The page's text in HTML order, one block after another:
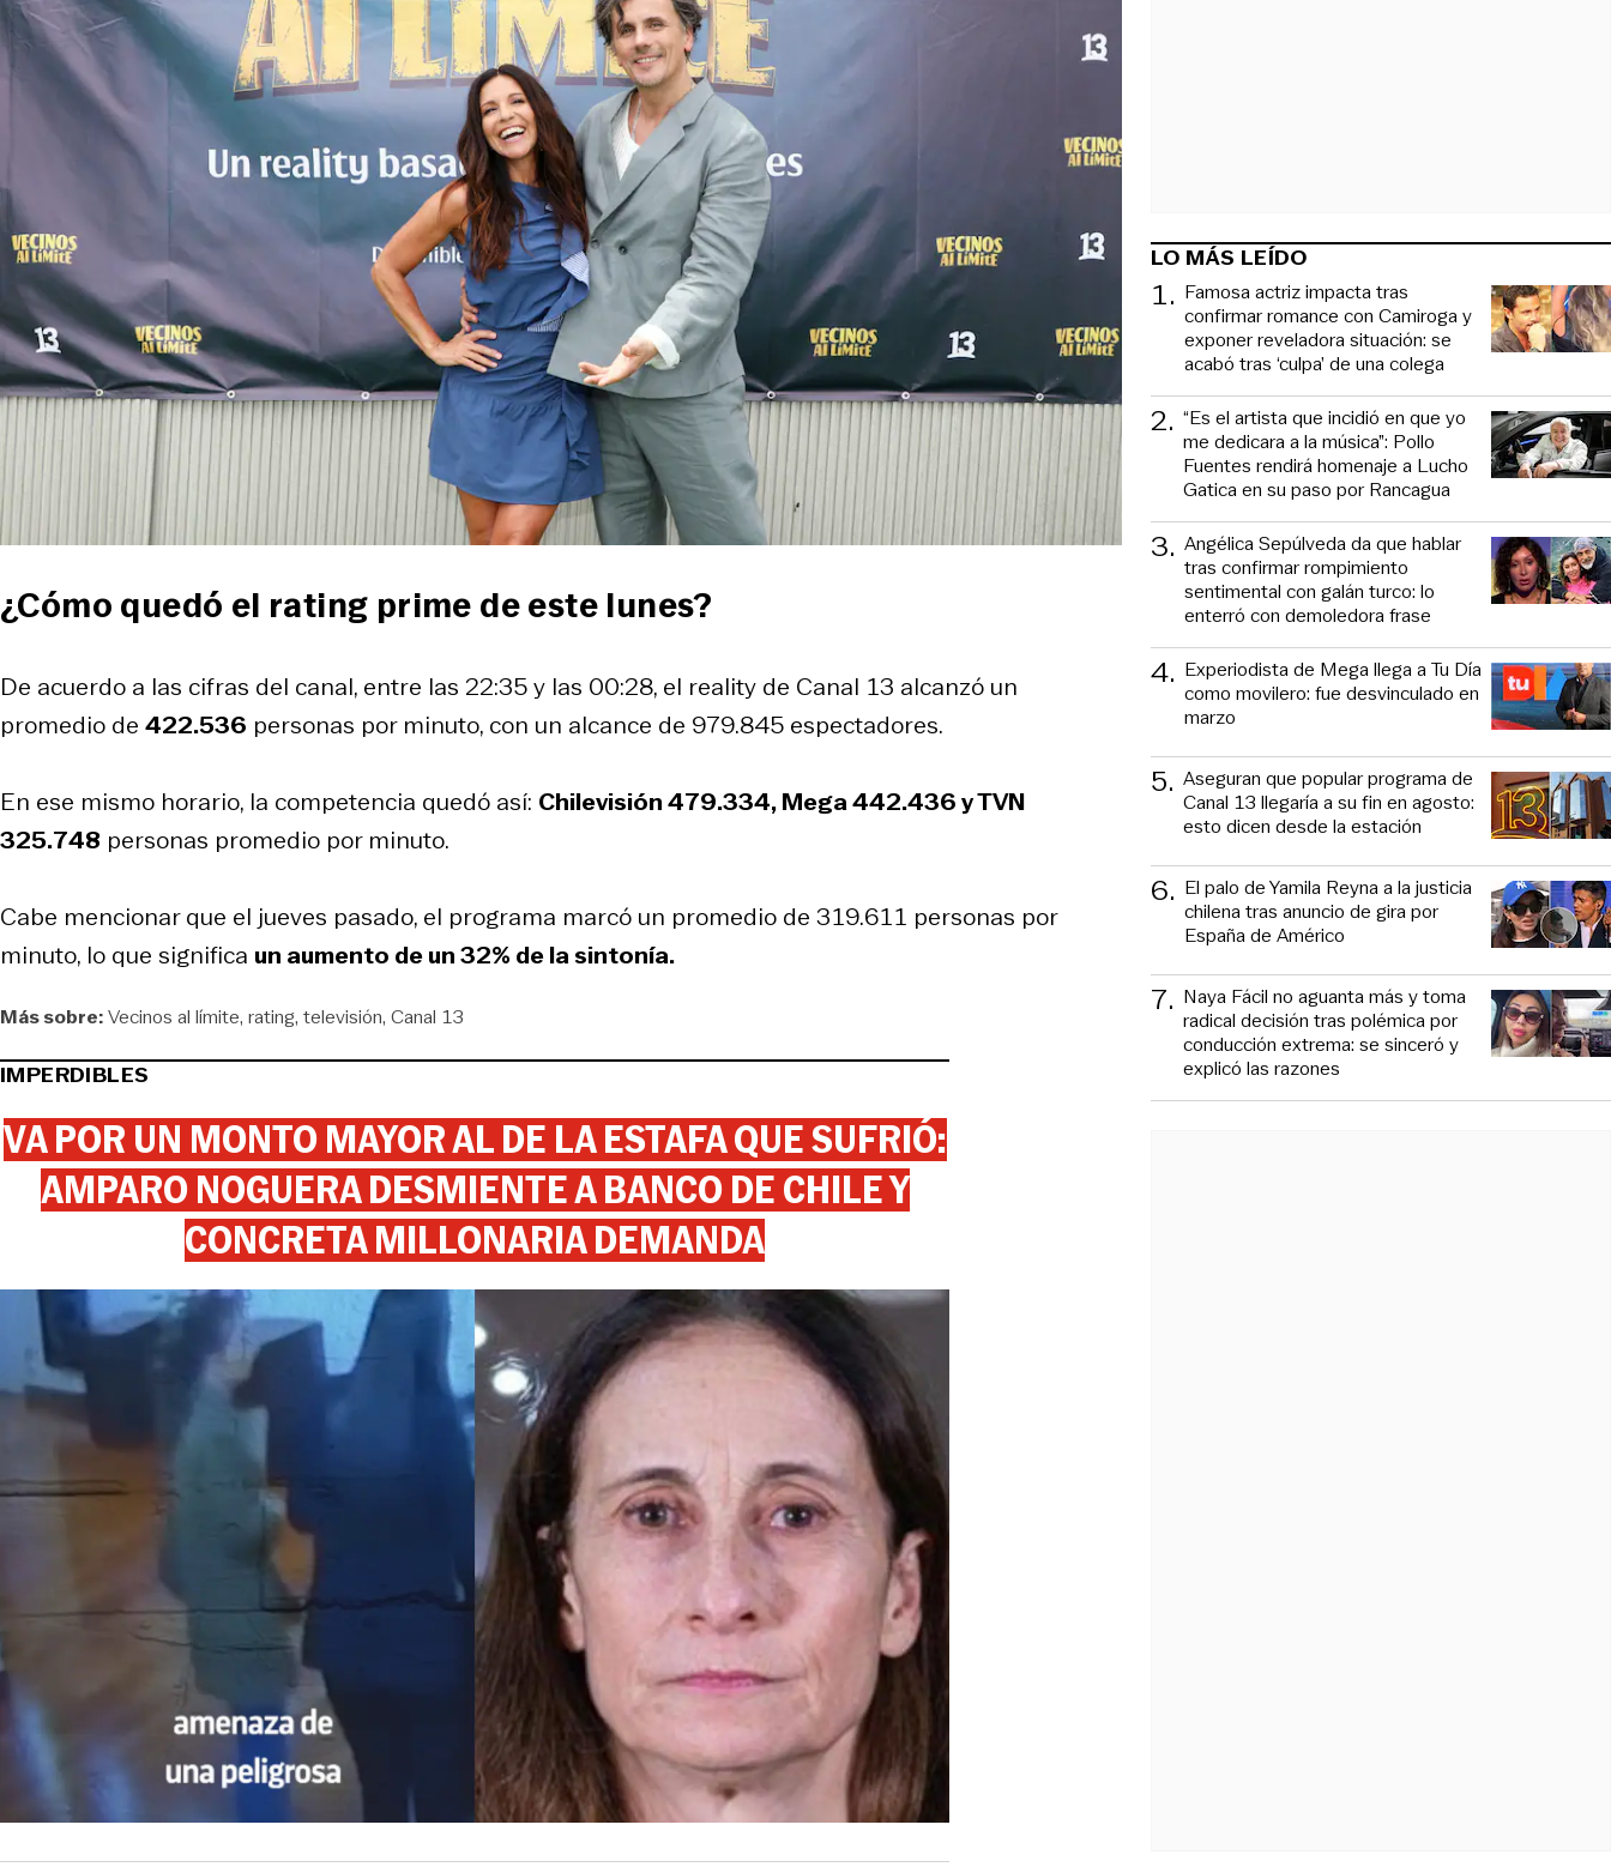
¿Cómo quedó el rating prime de este lunes?
De acuerdo a las cifras del canal, entre las 22:35 y las 00:28, el reality de Canal 13 alcanzó un
promedio de 422.536 personas por minuto, con un alcance de 979.845 espectadores.
En ese mismo horario, la competencia quedó así: Chilevisión 479.334, Mega 442.436 y TVN
325.748 personas promedio por minuto.
Cabe mencionar que el jueves pasado, el programa marcó un promedio de 319.611 personas por
minuto, lo que significa un aumento de un 32% de la sintonía.
Más sobre:Vecinos al límite rating televisión Canal 13
IMPERDIBLES
VA POR UN MONTO MAYOR AL DE LA ESTAFA QUE SUFRIÓ:
AMPARO NOGUERA DESMIENTE A BANCO DE CHILE Y
CONCRETA MILLONARIA DEMANDA
LO MÁS LEÍDO
1. Famosa actriz impacta tras
confirmar romance con Camiroga y
exponer reveladora situación: se
acabó tras ‘culpa’ de una colega
2. “Es el artista que incidió en que yo
me dedicara a la música”: Pollo
Fuentes rendirá homenaje a Lucho
Gatica en su paso por Rancagua
3. Angélica Sepúlveda da que hablar
tras confirmar rompimiento
sentimental con galán turco: lo
enterró con demoledora frase
4. Experiodista de Mega llega a Tu Día
como movilero: fue desvinculado en
marzo
5. Aseguran que popular programa de
Canal 13 llegaría a su fin en agosto:
esto dicen desde la estación
6. El palo de Yamila Reyna a la justicia
chilena tras anuncio de gira por
España de Américo
7. Naya Fácil no aguanta más y toma
radical decisión tras polémica por
conducción extrema: se sinceró y
explicó las razones